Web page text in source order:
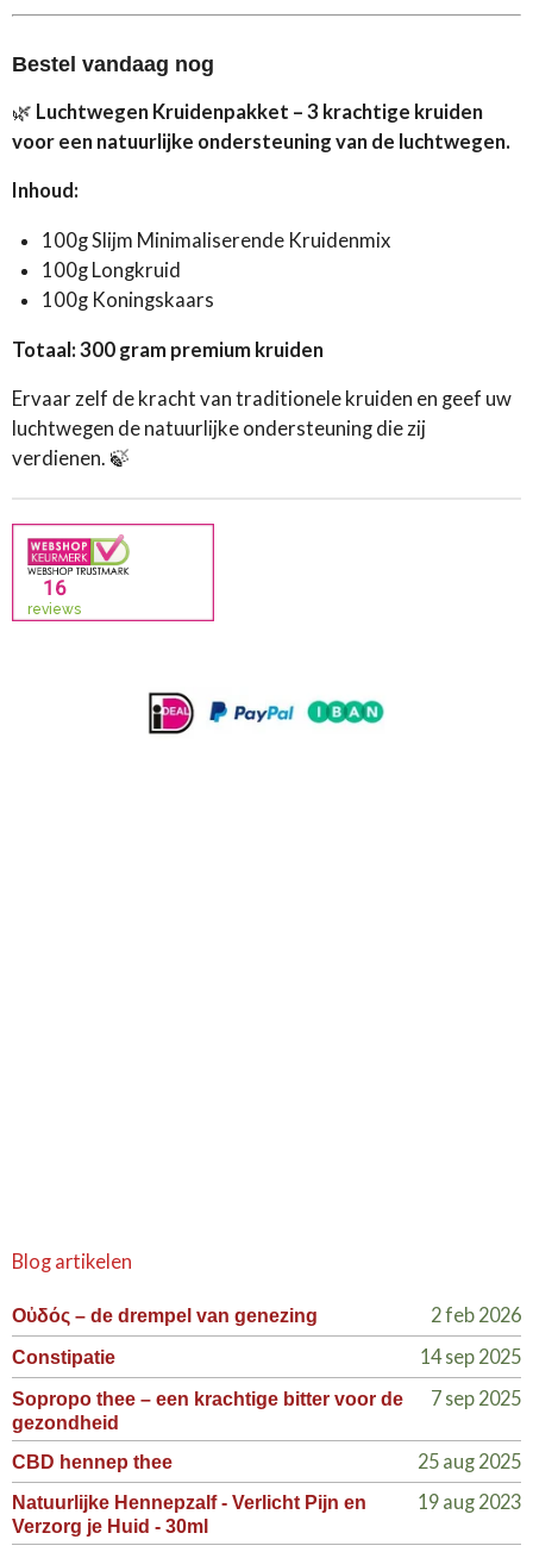
Bestel vandaag nog
🌿 Luchtwegen Kruidenpakket – 3 krachtige kruiden
voor een natuurlijke ondersteuning van de luchtwegen.
Inhoud:
100g Slijm Minimaliserende Kruidenmix
100g Longkruid
100g Koningskaars
Totaal: 300 gram premium kruiden
Ervaar zelf de kracht van traditionele kruiden en geef uw
luchtwegen de natuurlijke ondersteuning die zij
verdienen. 🍃
Blog artikelen
Οὐδός – de drempel van genezing 2 feb 2026
Constipatie 14 sep 2025
Sopropo thee – een krachtige bitter voor de
gezondheid
7 sep 2025
CBD hennep thee 25 aug 2025
Natuurlijke Hennepzalf - Verlicht Pijn en
Verzorg je Huid - 30ml
19 aug 2023